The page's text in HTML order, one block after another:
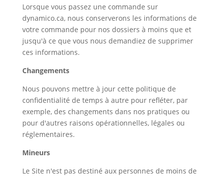
Lorsque vous passez une commande sur
dynamico.ca, nous conserverons les informations de
votre commande pour nos dossiers à moins que et
jusqu'à ce que vous nous demandiez de supprimer
ces informations.
Changements
Nous pouvons mettre à jour cette politique de
confidentialité de temps à autre pour refléter, par
exemple, des changements dans nos pratiques ou
pour d'autres raisons opérationnelles, légales ou
réglementaires.
Mineurs
Le Site n'est pas destiné aux personnes de moins de